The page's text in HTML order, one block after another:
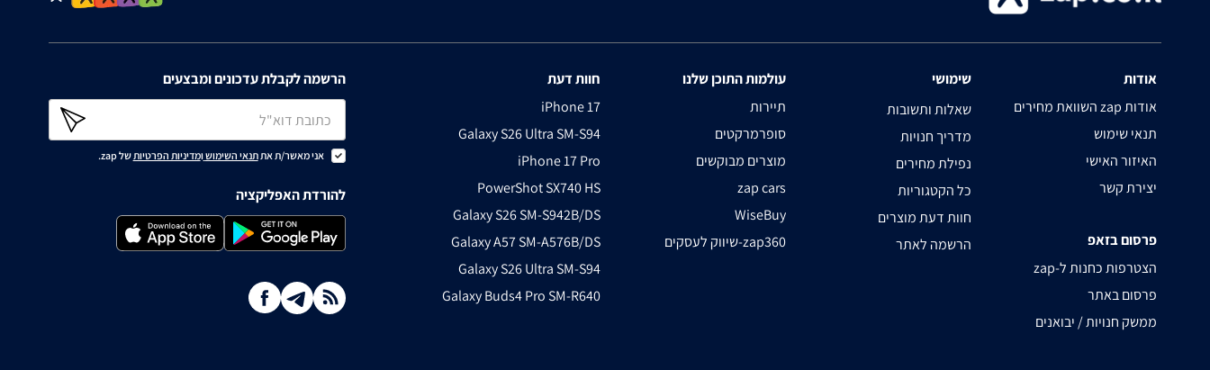
אודות
השוואת מחירים zap אודות
תנאי שימוש
האיזור האישי
יצירת קשר
פרסום בזאפ
zap-הצטרפות כחנות ל
פרסום באתר
ממשק חנויות / יבואנים
שימושי
שאלות ותשובות
מדריך חנויות
נפילת מחירים
כל הקטגוריות
חוות דעת מוצרים
הרשמה לאתר
עולמות התוכן שלנו
תיירות
סופרמרקטים
מוצרים מבוקשים
zap cars
WiseBuy
שיווק לעסקים-zap360
חוות דעת
iPhone 17
Galaxy S26 Ultra SM-S94
iPhone 17 Pro
PowerShot SX740 HS
Galaxy S26 SM-S942B/DS
Galaxy A57 SM-A576B/DS
Galaxy S26 Ultra SM-S94
Galaxy Buds4 Pro SM-R640
הרשמה לקבלת עדכונים ומבצעים
אני מאשר/ת אתתנאי השימושומדיניות הפרטיותשל zap.
להורדת האפליקציה